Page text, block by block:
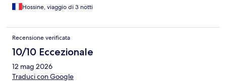
Hossine, viaggio di 3 notti
Recensione verificata
10/10 Eccezionale
12 mag 2026
Traduci con Google